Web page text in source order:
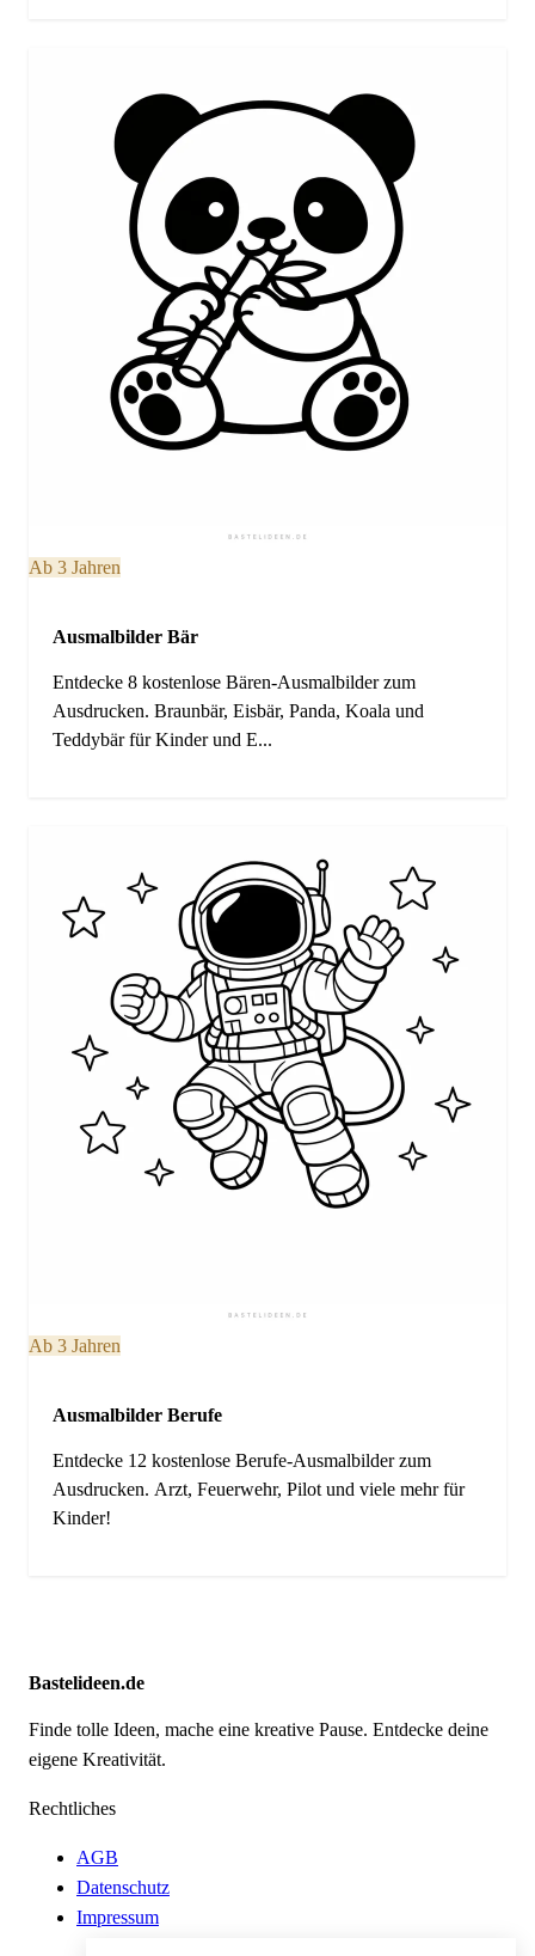
Ab 3 Jahren
Ausmalbilder Bär
Entdecke 8 kostenlose Bären-Ausmalbilder zum
Ausdrucken. Braunbär, Eisbär, Panda, Koala und
Teddybär für Kinder und E...
Ab 3 Jahren
Ausmalbilder Berufe
Entdecke 12 kostenlose Berufe-Ausmalbilder zum
Ausdrucken. Arzt, Feuerwehr, Pilot und viele mehr für
Kinder!
Bastelideen.de
Finde tolle Ideen, mache eine kreative Pause. Entdecke deine
eigene Kreativität.
Rechtliches
AGB
Datenschutz
Impressum